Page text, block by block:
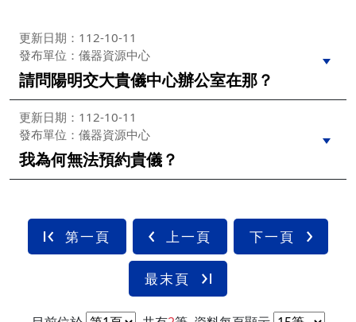
更新日期：112-10-11
發布單位：儀器資源中心
請問陽明交大貴儀中心辦公室在那？
更新日期：112-10-11
發布單位：儀器資源中心
我為何無法預約貴儀？
第一頁 上一頁 下一頁
最末頁